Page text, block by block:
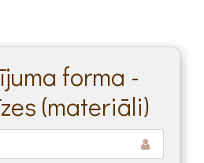
forma -
(materiāli)